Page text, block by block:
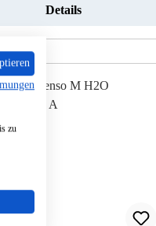
Details
zu